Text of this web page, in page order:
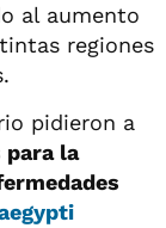
al aumento
regiones
pidieron a
para la